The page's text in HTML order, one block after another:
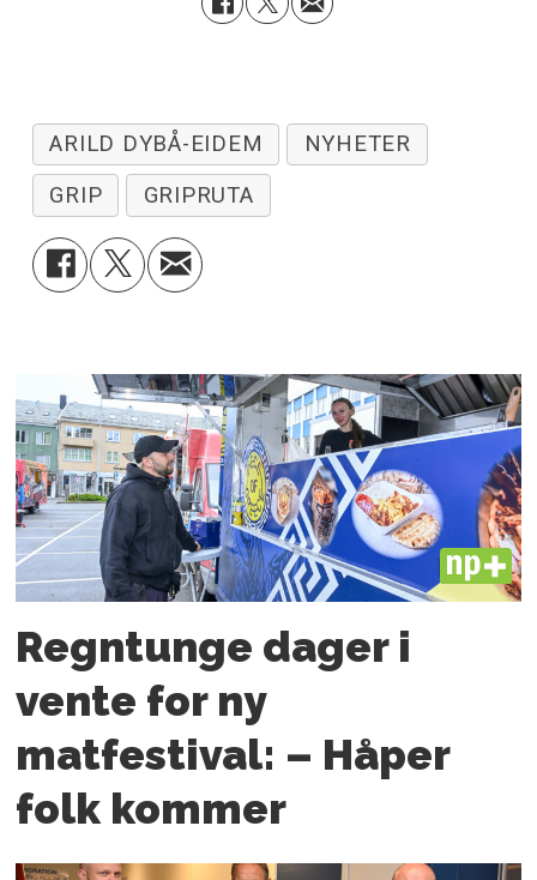
ARILD DYBÅ-EIDEM
NYHETER
GRIP
GRIPRUTA
PLUS
Regntunge dager i
vente for ny
matfestival: – Håper
folk kommer